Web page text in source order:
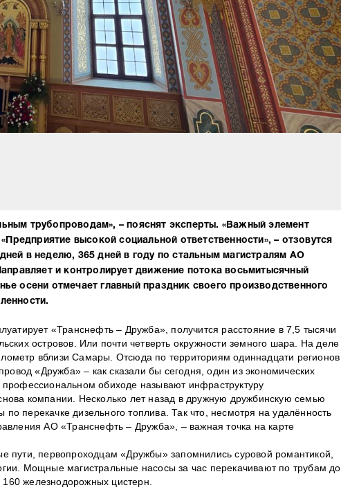
трубопроводам», – пояснят эксперты. «Важный элемент
высокой социальной ответственности», – отзовутся
в неделю, 365 дней в году по стальным магистралям АО
и контролирует движение потока восьмитысячный
осени отмечает главный праздник своего производственного
«Транснефть – Дружба», получится расстояние в 7,5 тысячи
островов. Или почти четверть окружности земного шара. На деле
вблизи Самары. Отсюда по территориям одиннадцати регионов
«Дружба» – как сказали бы сегодня, один из экономических
обиходе называют инфраструктуру
компании. Несколько лет назад в дружную дружбинскую семью
перекачке дизельного топлива. Так что, несмотря на удалённость
АО «Транснефть – Дружба», – важная точка на карте
пути, первопроходцам «Дружбы» запомнились суровой романтикой,
Мощные магистральные насосы за час перекачивают по трубам до
160 железнодорожных цистерн.